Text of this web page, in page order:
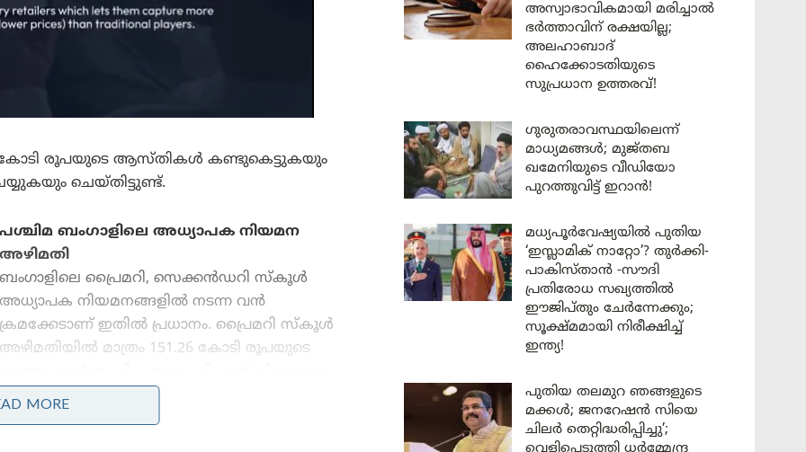
കോടി രൂപയുടെ ആസ്തികൾ കണ്ടുകെട്ടുകയും
ചെയ്തിട്ടുണ്ട്.
പശ്ചിമ ബംഗാളിലെ അധ്യാപക നിയമന
അഴിമതി
ബംഗാളിലെ പ്രൈമറി, സെക്കൻഡറി സ്കൂൾ
അധ്യാപക നിയമനങ്ങളിൽ നടന്ന വൻ
ക്രമക്കേടാണ് ഇതിൽ പ്രധാനം. പ്രൈമറി സ്കൂൾ
അഴിമതിയിൽ മാത്രം 151.26 കോടി രൂപയുടെ
മന്ത്രി പാർത്ഥ ചാറ്റർജി, അദ്ദേഹത്തിന്റെ സഹായി
അർപ്പിത മുഖർജി എന്നിവരടക്കം ഏഴ് പേരെ അറസ്റ്റ്
MORE
അസ്വാഭാവികമായി മരിച്ചാൽ
ഭർത്താവിന് രക്ഷയില്ല;
അലഹാബാദ്
ഹൈക്കോടതിയുടെ
സുപ്രധാന ഉത്തരവ്!
ഗുരുതരാവസ്ഥയിലെന്ന്
മാധ്യമങ്ങൾ; മുജ്തബ
ഖമേനിയുടെ വീഡിയോ
പുറത്തുവിട്ട് ഇറാൻ!
മധ്യപൂർവേഷ്യയിൽ പുതിയ
‘ഇസ്ലാമിക് നാറ്റോ’? തുർക്കി-
പാകിസ്താൻ -സൗദി
പ്രതിരോധ സഖ്യത്തിൽ
ഈജിപ്തും ചേർന്നേക്കും;
സൂക്ഷ്മമായി നിരീക്ഷിച്ച്
ഇന്ത്യ!
പുതിയ തലമുറ ഞങ്ങളുടെ
മക്കൾ; ജനറേഷൻ സിയെ
ചിലർ തെറ്റിദ്ധരിപ്പിച്ചു’;